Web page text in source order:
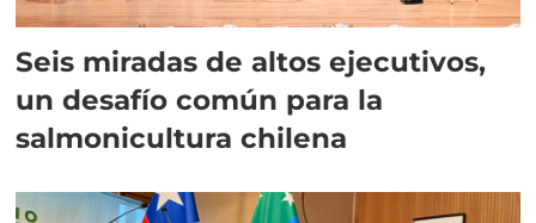
Seis miradas de altos ejecutivos,
un desafío común para la
salmonicultura chilena